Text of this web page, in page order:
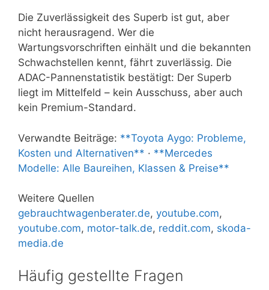
Die Zuverlässigkeit des Superb ist gut, aber
nicht herausragend. Wer die
Wartungsvorschriften einhält und die bekannten
Schwachstellen kennt, fährt zuverlässig. Die
ADAC-Pannenstatistik bestätigt: Der Superb
liegt im Mittelfeld – kein Ausschuss, aber auch
kein Premium-Standard.
Verwandte Beiträge: **Toyota Aygo: Probleme,
Kosten und Alternativen** · **Mercedes
Modelle: Alle Baureihen, Klassen & Preise**
Weitere Quellen
gebrauchtwagenberater.de, youtube.com,
youtube.com, motor-talk.de, reddit.com, skoda-
media.de
Häufig gestellte Fragen